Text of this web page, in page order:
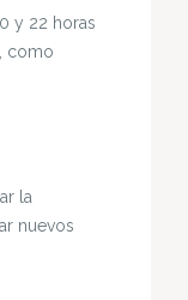
y 22 horas
como
la
nuevos